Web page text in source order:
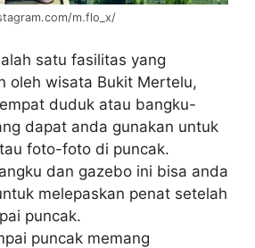
m.flo_x/
satu fasilitas yang
oleh wisata Bukit Mertelu,
duduk atau bangku-
dapat anda gunakan untuk
foto-foto di puncak.
dan gazebo ini bisa anda
melepaskan penat setelah
puncak.
puncak memang